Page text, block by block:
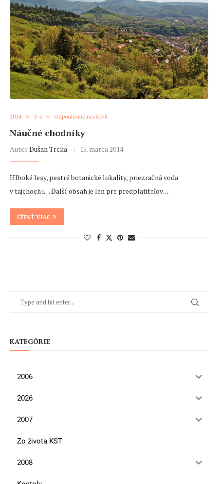
2014 3-4 Odporúčame navštíviť
Náučné chodníky
AutorDušan Trcka 15. marca 2014
Hlboké lesy, pestré botanické lokality, priezračná voda
v tajchoch i… Ďalší obsah je len pre predplatiteľov. …
ČÍTAŤ VIAC
KATEGÓRIE
2006
2026
2007
Zo života KST
2008